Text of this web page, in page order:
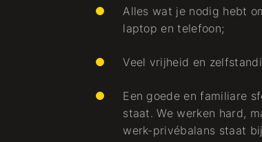
Alles wat je nodig hebt
laptop en telefoon;
Veel vrijheid en
Een goede en familiare
staat. We werken hard,
werk-privébalans staat
Arbeiten bei